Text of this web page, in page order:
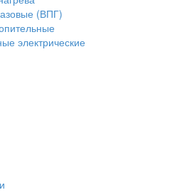
(ВПГ)
электрические